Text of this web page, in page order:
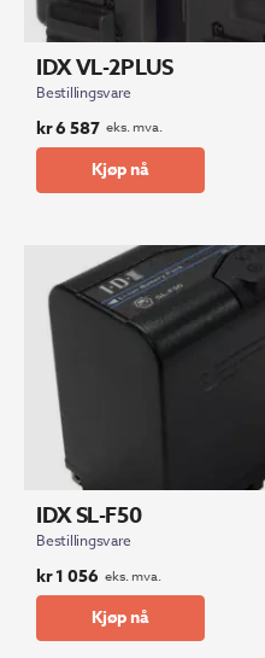
IDX VL-2PLUS
Bestillingsvare
kr6 587 eks. mva.
Kjøp nå
IDX SL-F50
Bestillingsvare
kr1 056 eks. mva.
Kjøp nå